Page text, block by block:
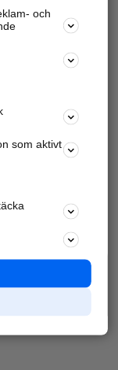
och
som aktivt